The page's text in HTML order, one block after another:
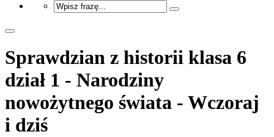
Sprawdzian z historii klasa 6
dział 1 - Narodziny
nowożytnego świata - Wczoraj
i dziś